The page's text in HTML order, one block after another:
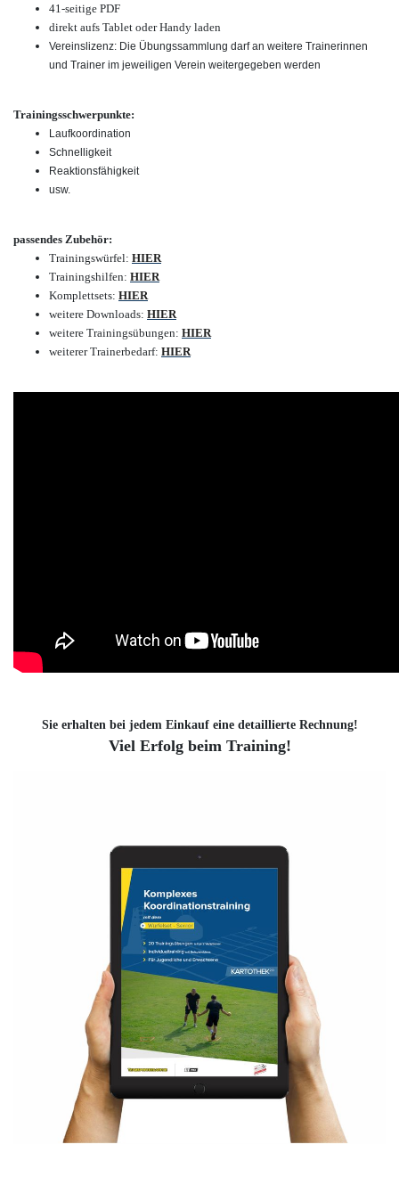
41-seitige PDF
direkt aufs Tablet oder Handy laden
Vereinslizenz: Die Übungssammlung darf an weitere Trainerinnen
und Trainer im jeweiligen Verein weitergegeben werden
Trainingsschwerpunkte:
Laufkoordination
Schnelligkeit
Reaktionsfähigkeit
usw.
passendes Zubehör:
Trainingswürfel: HIER
Trainingshilfen: HIER
Komplettsets: HIER
weitere Downloads: HIER
weitere Trainingsübungen: HIER
weiterer Trainerbedarf: HIER
Sie erhalten bei jedem Einkauf eine detaillierte Rechnung!
Viel Erfolg beim Training!